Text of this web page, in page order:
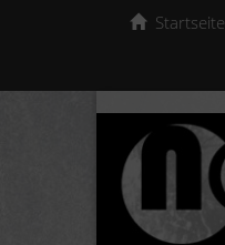
Startseite